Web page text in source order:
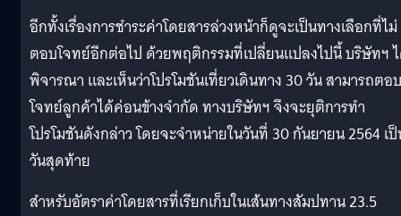
อีกทั้งเรื่องการชำระค่าโดยสารล่วงหน้าก็ดูจะเป็นทางเลือกที่ไม่
ตอบโจทย์อีกต่อไป ด้วยพฤติกรรมที่เปลี่ยนแปลงไปนี้ บริษัทฯ
พิจารณา และเห็นว่าโปรโมชันเที่ยวเดินทาง 30 วัน สามารถตอบ
โจทย์ลูกค้าได้ค่อนข้างจำกัด ทางบริษัทฯ จึงจะยุติการทำ
โปรโมชันดังกล่าว โดยจะจำหน่ายในวันที่ 30 กันยายน 2564 เ
วันสุดท้าย
สำหรับอัตราค่าโดยสารที่เรียกเก็บในเส้นทางสัมปทาน 23.5